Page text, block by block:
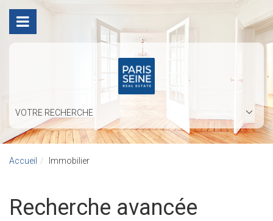
VOTRE RECHERCHE
Accueil Immobilier
Recherche avancée